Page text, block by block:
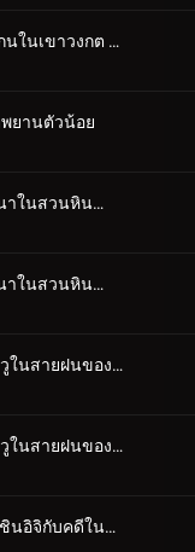
ตอนที่ 302 ฮูลิแกนในเขาวงกต (ตอนจบ)
ยานตัวน้อย
ตอนที่ 304 ปริศนาในสวนหินน้ำไหล (ตอนแรก)
ตอนที่ 305 ปริศนาในสวนหินน้ำไหล (ตอนจบ)
ตอนที่ 306 เดจาวูในสายฝนของไชน่าทาวน์ (ตอนแรก)
ตอนที่ 307 เดจาวูในสายฝนของไชน่าทาวน์ (ตอนจบ)
ตอนที่ 308 คุโด้ ชินอิจิกับคดีในนิวยอร์ก (ภาคคดี)